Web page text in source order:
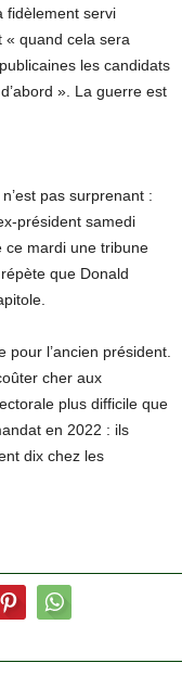
fidèlement servi
« quand cela sera
les candidats
». La guerre est
pas surprenant :
président samedi
ce mardi une tribune
que Donald
l’ancien président.
cher aux
plus difficile que
en 2022 : ils
dix chez les